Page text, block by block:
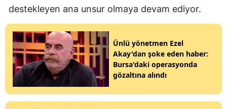
destekleyen ana unsur olmaya devam ediyor.
Ünlü yönetmen Ezel
Akay'dan şoke eden haber:
Bursa'daki operasyonda
gözaltına alındı